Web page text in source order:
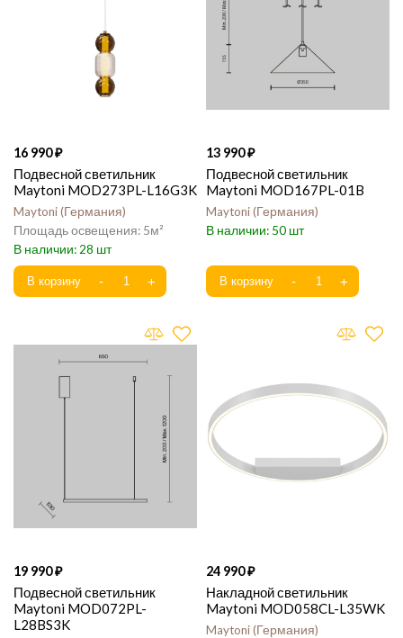
16 990
Подвесной светильник
Maytoni MOD273PL-L16G3K
Maytoni Германия
5
28
13 990
Подвесной светильник
Maytoni MOD167PL-01B
Maytoni Германия
50
19 990
Подвесной светильник
Maytoni MOD072PL-
L28BS3K
24 990
Накладной светильник
Maytoni MOD058CL-L35WK
Maytoni Германия